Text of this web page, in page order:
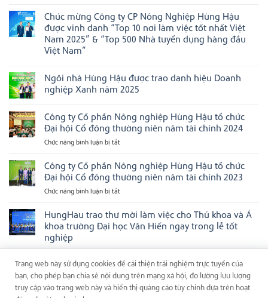
hạng
mục
tại
Asian
Management
Excellence
Hùng
Hậu
tiếp
tục
được
vinh
các
bảng
xếp
nghiệp
uy
tín
hàng
Nam
bình
luận
ở
Chúc
mừng
Cán
hành
Ngôi
nhà
được
vinh
danh
tại
Ceo
2025
Chúc mừng Công ty CP Nông Nghiệp Hùng Hậu
được vinh danh “Top 10 nơi làm việc tốt nhất Việt
Nam 2025” & “Top 500 Nhà tuyển dụng hàng đầu
Việt Nam”
bình
luận
ở
Công
ty
CP
Nông
Hậu
được
vinh
danh
“Top
nơi
làm
việc
tốt
nhất
Việt
2025”
&
“Top
500
Nhà
Ngôi nhà Hùng Hậu được trao danh hiệu Doanh
nghiệp Xanh năm 2025
bình
luận
ở
Ngôi
Hậu
được
trao
danh
hiệu
nghiệp
Xanh
năm
2025
Công ty Cổ phần Nông nghiệp Hùng Hậu tổ chức
Đại hội Cổ đông thường niên năm tài chính 2024
Chức năng bình luận bị tắt
ty
Cổ
phần
Hùng
Hậu
tổ
hội
Cổ
đông
Công ty Cổ phần Nông nghiệp Hùng Hậu tổ chức
Đại hội Cổ đông thường niên năm tài chính 2023
Chức năng bình luận bị tắt
ty
phần
Hùng
Hậu
tổ
chức
HungHau trao thư mời làm việc cho Thủ khoa và Á
khoa trường Đại học Văn Hiến ngay trong lễ tốt
nghiệp
Chức năng bình luận bị tắtở
HungHau
trao
thư
mời
Trang web này sử dụng cookies để cải thiện trải nghiệm trực tuyến của
bạn, cho phép bạn chia sẻ nội dung trên mạng xã hội, đo lường lưu lượng
truy cập vào trang web này và hiển thị quảng cáo tùy chỉnh dựa trên hoạt